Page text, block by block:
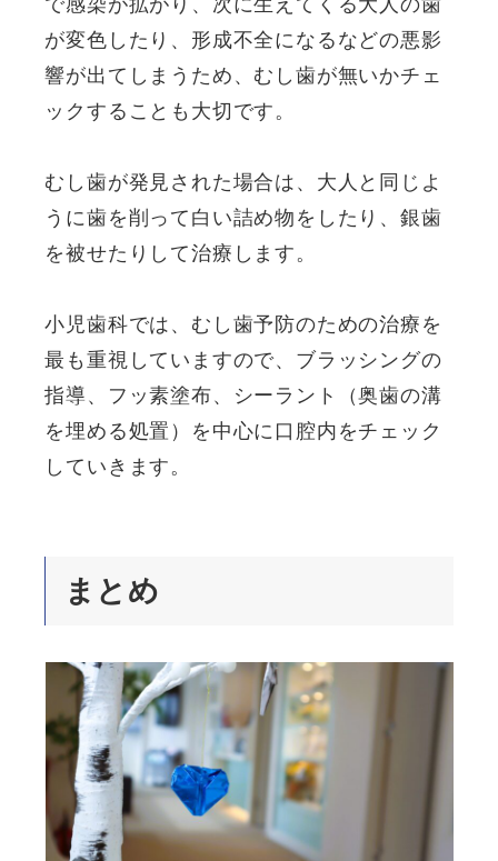
が変色したり、形成不全になるなどの悪影
響が出てしまうため、むし歯が無いかチェ
ックすることも大切です。
むし歯が発見された場合は、大人と同じよ
うに歯を削って白い詰め物をしたり、銀歯
を被せたりして治療します。
小児歯科では、むし歯予防のための治療を
最も重視していますので、ブラッシングの
指導、フッ素塗布、シーラント（奥歯の溝
を埋める処置）を中心に口腔内をチェック
していきます。
まとめ